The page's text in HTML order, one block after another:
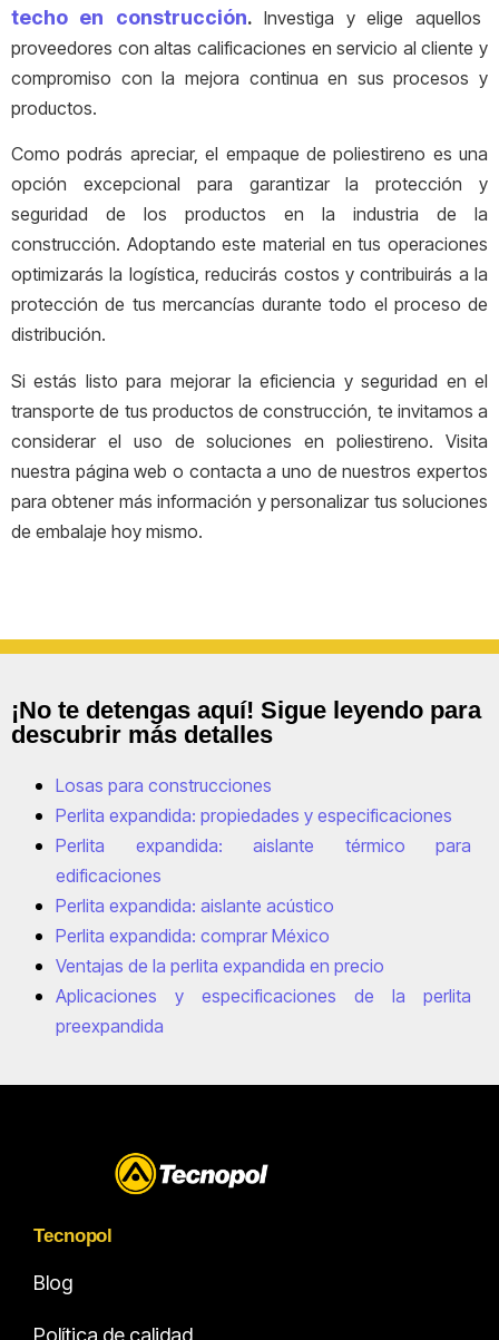
techo en construcción. Investiga y elige aquellos
proveedores con altas calificaciones en servicio al cliente y
compromiso con la mejora continua en sus procesos y
productos.
Como podrás apreciar, el empaque de poliestireno es una
opción excepcional para garantizar la protección y
seguridad de los productos en la industria de la
construcción. Adoptando este material en tus operaciones
optimizarás la logística, reducirás costos y contribuirás a la
protección de tus mercancías durante todo el proceso de
distribución.
Si estás listo para mejorar la eficiencia y seguridad en el
transporte de tus productos de construcción, te invitamos a
considerar el uso de soluciones en poliestireno. Visita
nuestra página web o contacta a uno de nuestros expertos
para obtener más información y personalizar tus soluciones
de embalaje hoy mismo.
¡No te detengas aquí! Sigue leyendo para
descubrir más detalles
Losas para construcciones
Perlita expandida: propiedades y especificaciones
Perlita expandida: aislante térmico para
edificaciones
Perlita expandida: aislante acústico
Perlita expandida: comprar México
Ventajas de la perlita expandida en precio
Aplicaciones y especificaciones de la perlita
preexpandida
Tecnopol
Blog
Política de calidad